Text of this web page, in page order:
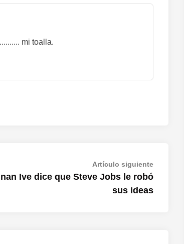
mi toalla.
Artículo siguienteArtículo
siguiente:
Ive dice que Steve Jobs le robó
sus ideas